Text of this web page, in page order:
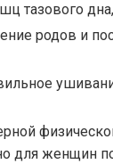
тазового дна,
родов и
для женщин